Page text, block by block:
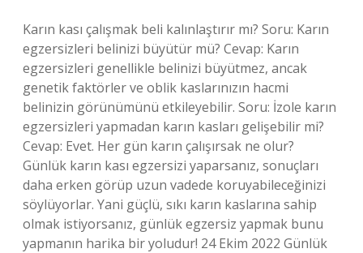
Karın kası çalışmak beli kalınlaştırır mı? Soru: Karın
egzersizleri belinizi büyütür mü? Cevap: Karın
egzersizleri genellikle belinizi büyütmez, ancak
genetik faktörler ve oblik kaslarınızın hacmi
belinizin görünümünü etkileyebilir. Soru: İzole karın
egzersizleri yapmadan karın kasları gelişebilir mi?
Cevap: Evet. Her gün karın çalışırsak ne olur?
Günlük karın kası egzersizi yaparsanız, sonuçları
daha erken görüp uzun vadede koruyabileceğinizi
söylüyorlar. Yani güçlü, sıkı karın kaslarına sahip
olmak istiyorsanız, günlük egzersiz yapmak bunu
yapmanın harika bir yoludur! 24 Ekim 2022 Günlük